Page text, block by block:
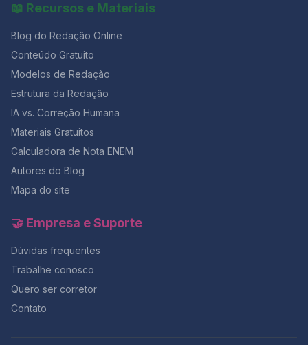
📖 Recursos e Materiais
Blog do Redação Online
Conteúdo Gratuito
Modelos de Redação
Estrutura da Redação
IA vs. Correção Humana
Materiais Gratuitos
Calculadora de Nota ENEM
Autores do Blog
Mapa do site
🤝 Empresa e Suporte
Dúvidas frequentes
Trabalhe conosco
Quero ser corretor
Contato